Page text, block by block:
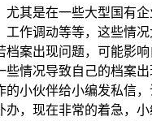
尤其是在一些大型国有
工作调动等等，这些情
档案出现问题，可能影
些情况导致自己的档案
的小伙伴给小编发私信，
办，现在非常的着急，